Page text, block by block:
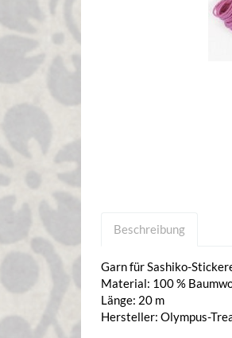
Beschreibung
Garn für Sashiko-
Material: 100 %
Länge: 20 m
Hersteller: Olympus-